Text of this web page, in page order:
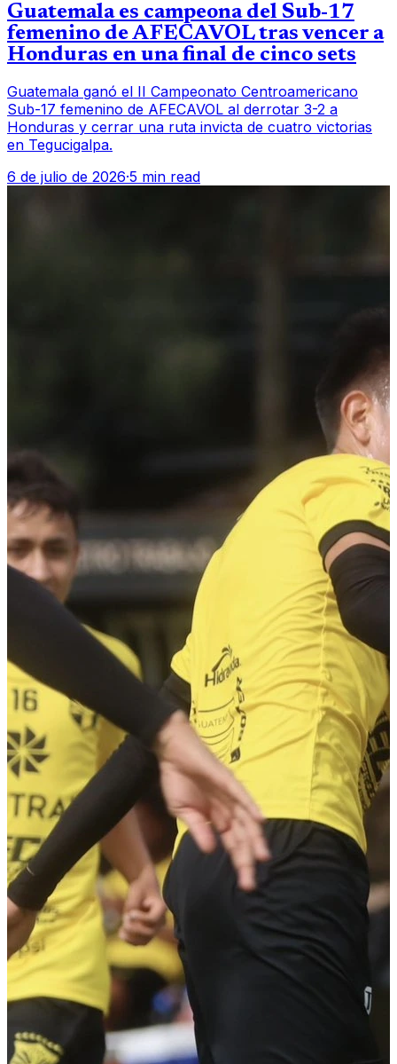
Guatemala es campeona del Sub-17
femenino de AFECAVOL tras vencer a
Honduras en una final de cinco sets
Guatemala ganó el II Campeonato Centroamericano
Sub-17 femenino de AFECAVOL al derrotar 3-2 a
Honduras y cerrar una ruta invicta de cuatro victorias
en Tegucigalpa.
6 de julio de 2026·5 min read